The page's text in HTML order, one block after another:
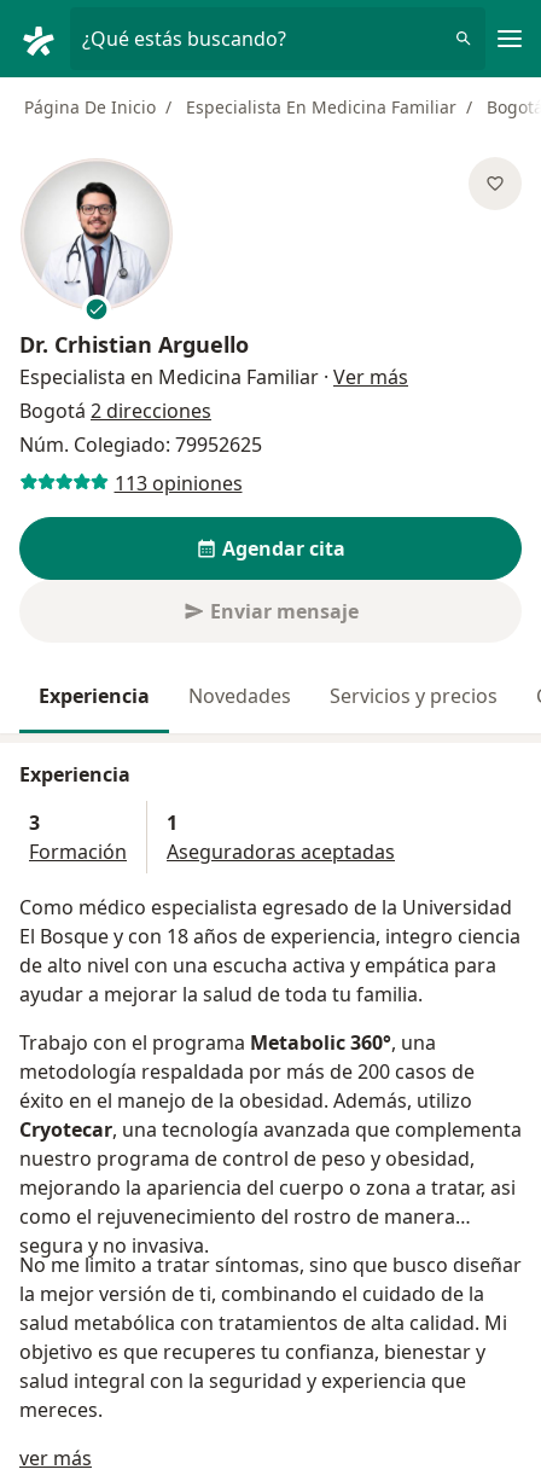
¿Qué estás buscando?
Página De Inicio Especialista En Medicina Familiar
Dr. Crhistian Arguello
Especialista en Medicina Familiar · Ver más
Bogotá 2 direcciones
Núm. Colegiado: 79952625
113 opiniones
Agendar cita
Enviar mensaje
Experiencia Novedades Servicios y precios
Experiencia
3
Formación
1
Aseguradoras aceptadas
Como médico especialista egresado de la Universidad
El Bosque y con 18 años de experiencia, integro ciencia
de alto nivel con una escucha activa y empática para
ayudar a mejorar la salud de toda tu familia.
Trabajo con el programa Metabolic 360°, una
metodología respaldada por más de 200 casos de
éxito en el manejo de la obesidad. Además, utilizo
Cryotecar, una tecnología avanzada que complementa
nuestro programa de control de peso y obesidad,
mejorando la apariencia del cuerpo o zona a tratar, asi
como el rejuvenecimiento del rostro de manera
segura y no invasiva.
No me limito a tratar síntomas, sino que busco diseñar
la mejor versión de ti, combinando el cuidado de la
salud metabólica con tratamientos de alta calidad. Mi
objetivo es que recuperes tu confianza, bienestar y
salud integral con la seguridad y experiencia que
mereces.
ver más